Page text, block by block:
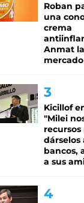
Roban
una
crema
Anmat
mercado
Kicillof
"Milei
recursos
dárselos
bancos,
a sus